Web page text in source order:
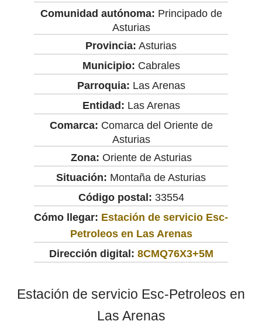
Comunidad autónoma: Principado de
Asturias
Provincia: Asturias
Municipio: Cabrales
Parroquia: Las Arenas
Entidad: Las Arenas
Comarca: Comarca del Oriente de
Asturias
Zona: Oriente de Asturias
Situación: Montaña de Asturias
Código postal: 33554
Cómo llegar: Estación de servicio Esc-
Petroleos en Las Arenas
Dirección digital: 8CMQ76X3+5M
Estación de servicio Esc-Petroleos en
Las Arenas